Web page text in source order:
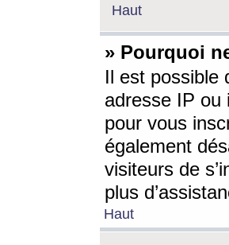
Haut
» Pourquoi
Il est possible
adresse IP ou
pour vous
également
visiteurs de
plus
Haut